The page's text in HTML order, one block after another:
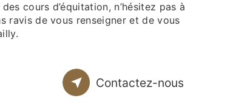
cours d’équitation, n’hésitez pas à
ravis de vous renseigner et de vous
Contactez-nous